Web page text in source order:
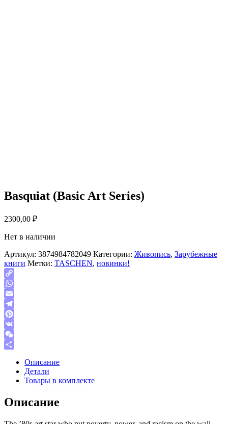
Basquiat (Basic Art Series)
2300,00 ₽
Нет в наличии
Артикул: 3874984782049 Категории: Живопись, Зарубежные
книги Метки: TASCHEN, новинки!
Copy
Link
WhatsApp
Email
Telegram
Pinterest
VK
WeChat
Описание
Детали
Товары в комплекте
Описание